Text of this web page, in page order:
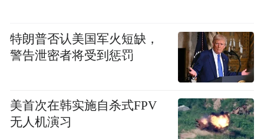
特朗普否认美国军火短缺，
警告泄密者将受到惩罚
美首次在韩实施自杀式FPV
无人机演习